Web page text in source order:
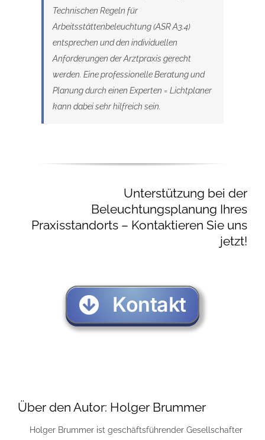
Technischen Regeln für
Arbeitsstättenbeleuchtung (ASR A3.4)
entsprechen und den individuellen
Anforderungen der Arztpraxis gerecht
werden. Eine professionelle Beratung und
Planung durch einen Experten = Lichtplaner
kann dabei sehr hilfreich sein.
Unterstützung bei der
Beleuchtungsplanung Ihres
Praxisstandorts – Kontaktieren Sie uns
jetzt!
Kontakt
Über den Autor: Holger Brummer
Holger Brummer ist geschäftsführender Gesellschafter